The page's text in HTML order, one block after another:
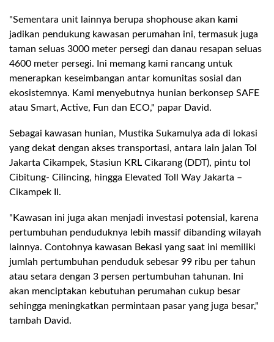
"Sementara unit lainnya berupa shophouse akan kami
jadikan pendukung kawasan perumahan ini, termasuk juga
taman seluas 3000 meter persegi dan danau resapan seluas
4600 meter persegi. Ini memang kami rancang untuk
menerapkan keseimbangan antar komunitas sosial dan
ekosistemnya. Kami menyebutnya hunian berkonsep SAFE
atau Smart, Active, Fun dan ECO," papar David.
Sebagai kawasan hunian, Mustika Sukamulya ada di lokasi
yang dekat dengan akses transportasi, antara lain jalan Tol
Jakarta Cikampek, Stasiun KRL Cikarang (DDT), pintu tol
Cibitung- Cilincing, hingga Elevated Toll Way Jakarta –
Cikampek II.
"Kawasan ini juga akan menjadi investasi potensial, karena
pertumbuhan penduduknya lebih massif dibanding wilayah
lainnya. Contohnya kawasan Bekasi yang saat ini memiliki
jumlah pertumbuhan penduduk sebesar 99 ribu per tahun
atau setara dengan 3 persen pertumbuhan tahunan. Ini
akan menciptakan kebutuhan perumahan cukup besar
sehingga meningkatkan permintaan pasar yang juga besar,"
tambah David.